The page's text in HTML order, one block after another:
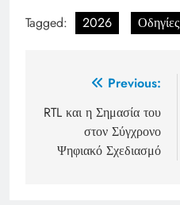
Tagged: 2026 Οδηγίες
navigation
Previous:
RTL και η Σημασία του
στον Σύγχρονο
Ψηφιακό Σχεδιασμό